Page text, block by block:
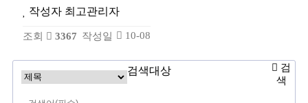
작성자 최고관리자
조회 3367 작성일 10-08
검색대상
검
색